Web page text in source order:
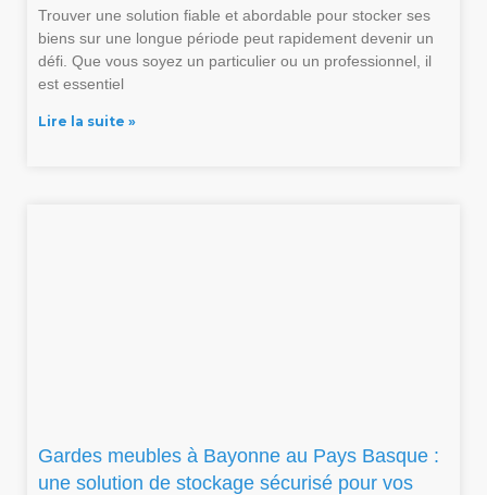
Trouver une solution fiable et abordable pour stocker ses
biens sur une longue période peut rapidement devenir un
défi. Que vous soyez un particulier ou un professionnel, il
est essentiel
Lire la suite »
Gardes meubles à Bayonne au Pays Basque :
une solution de stockage sécurisé pour vos